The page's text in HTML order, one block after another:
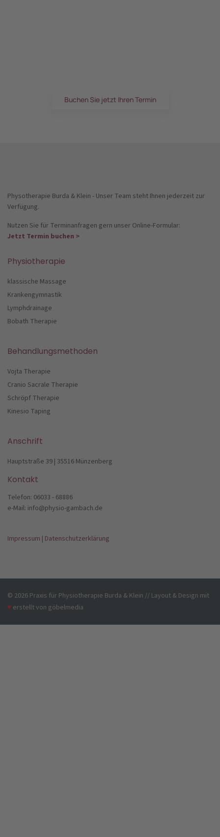
Buchen Sie jetzt Ihren Termin
Physotherapie Burda & Klein - Unser Team steht Ihnen jederzeit zur
Verfügung.
Nutzen Sie für Terminanfragen gern unser Online-Formular:
Jetzt Termin buchen >
Physiotherapie
klassische Massage
Krankengymnastik
Lymphdrainage
Bobath Therapie
Behandlungsmethoden
Vojta Therapie
Cranio Sacrale Therapie
Schröpf Therapie
Kinesio Taping
Anschrift
Hauptstraße 39 | 35516 Münzenberg
Kontakt
Telefon: 06033 - 68886
e-Mail: info@physio-gambach.de
Impressum | Datenschutzerklärung
© 2026 Praxis für Physiotherapie Burda & Klein // Layout & Design mit
♥ erstellt von göbelmedia